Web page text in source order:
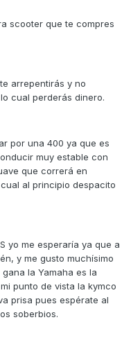
scooter que te compres
arrepentirás y no
cual perderás dinero.
por una 400 ya que es
muy estable con
que correrá en
al principio despacito
yo me esperaría ya que a
y me gusto muchísimo
la Yamaha es la
punto de vista la kymco
prisa pues espérate al
soberbios.